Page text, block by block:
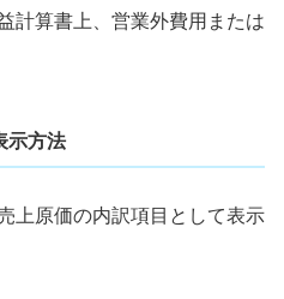
計算書上、営業外費用または
示方法
上原価の内訳項目として表示